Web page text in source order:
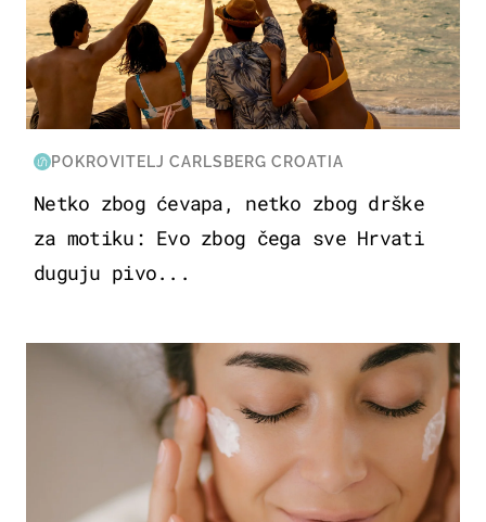
POKROVITELJ CARLSBERG CROATIA
Netko zbog ćevapa, netko zbog drške
za motiku: Evo zbog čega sve Hrvati
duguju pivo...
MODA & LJEPOTA